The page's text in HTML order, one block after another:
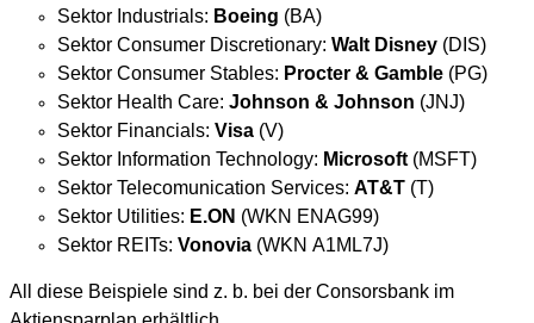
Sektor Industrials: Boeing (BA)
Sektor Consumer Discretionary: Walt Disney (DIS)
Sektor Consumer Stables: Procter & Gamble (PG)
Sektor Health Care: Johnson & Johnson (JNJ)
Sektor Financials: Visa (V)
Sektor Information Technology: Microsoft (MSFT)
Sektor Telecomunication Services: AT&T (T)
Sektor Utilities: E.ON (WKN ENAG99)
Sektor REITs: Vonovia (WKN A1ML7J)
All diese Beispiele sind z. b. bei der Consorsbank im